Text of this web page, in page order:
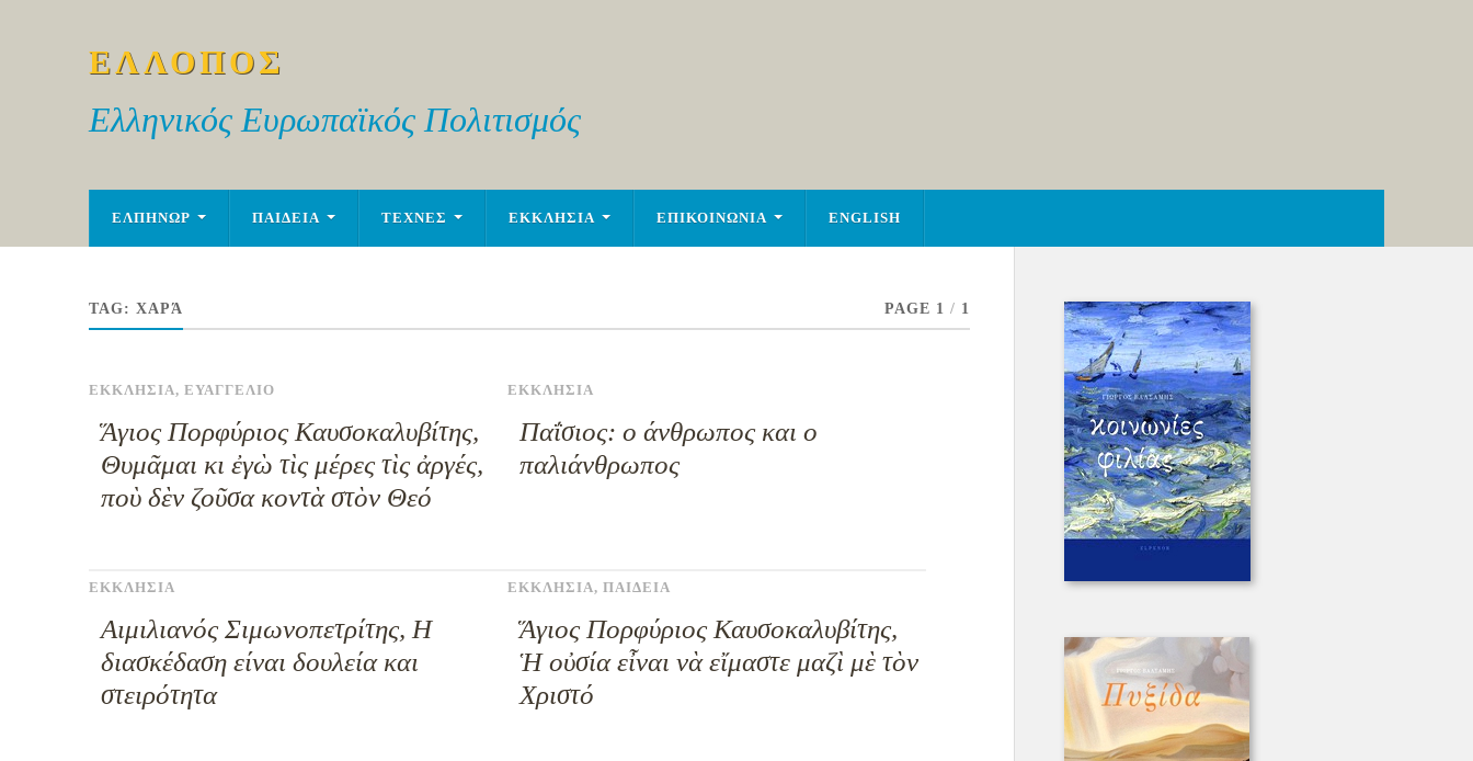
ΕΛΛΟΠΟΣ
Ελληνικός Ευρωπαϊκός Πολιτισμός
ΕΛΠΗΝΩΡ ΠΑΙΔΕΙΑ ΤΕΧΝΕΣ ΕΚΚΛΗΣΙΑ ΕΠΙΚΟΙΝΩΝΙΑ ENGLISH
TAG: ΧΑΡΆ PAGE 1 / 1
ΕΚΚΛΗΣΙΑ, ΕΥΑΓΓΕΛΙΟ
Ἅγιος Πορφύριος Καυσοκαλυβίτης,
Θυμᾶμαι κι ἐγὼ τὶς μέρες τὶς ἀργές,
ποὺ δὲν ζοῦσα κοντὰ στὸν Θεό
ΕΚΚΛΗΣΙΑ
Παΐσιος: ο άνθρωπος και ο
παλιάνθρωπος
ΕΚΚΛΗΣΙΑ
Αιμιλιανός Σιμωνοπετρίτης, Η
διασκέδαση είναι δουλεία και
στειρότητα
ΕΚΚΛΗΣΙΑ, ΠΑΙΔΕΙΑ
Ἅγιος Πορφύριος Καυσοκαλυβίτης,
Ἡ οὐσία εἶναι νὰ εἴμαστε μαζὶ μὲ τὸν
Χριστό